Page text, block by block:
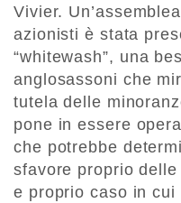
Vivier.
azionisti è stata
“whitewash”, una
anglosassoni che
tutela delle
pone in essere
che potrebbe
sfavore proprio
e proprio caso in cui